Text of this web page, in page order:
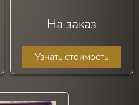
На заказ
Узнать стоимость